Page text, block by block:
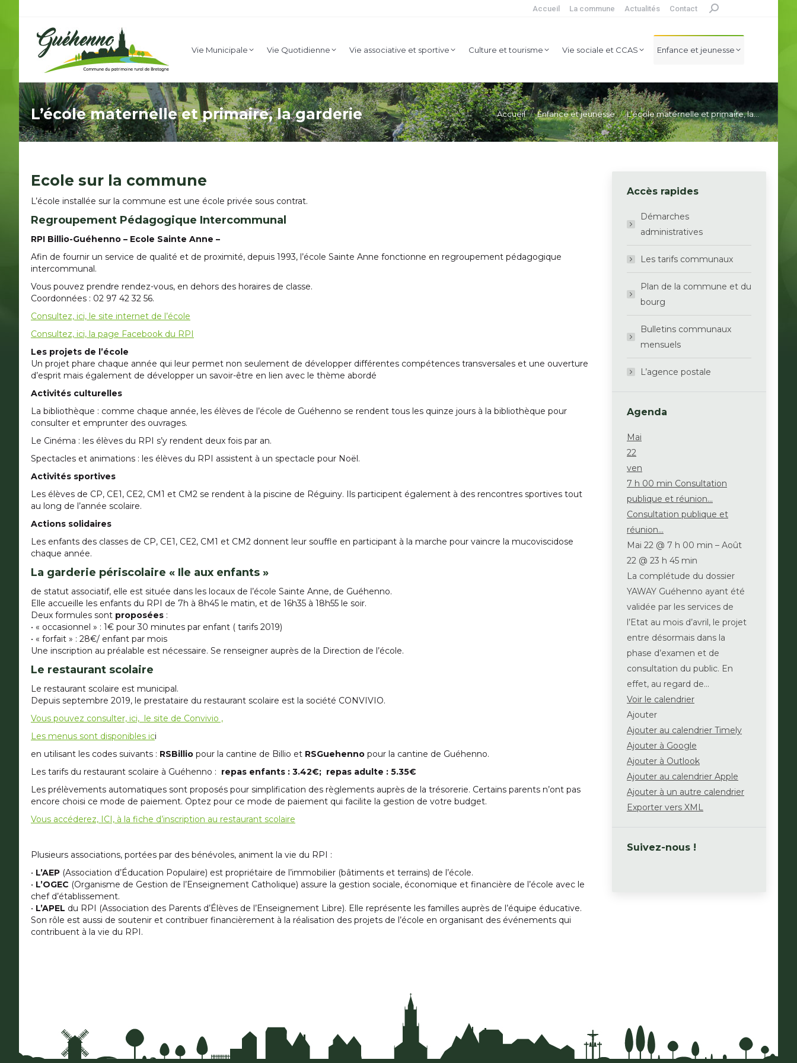
Accueil La commune Actualités Contact Search:
Vie Municipale Vie Quotidienne Vie associative et sportive Culture et tourisme Vie sociale et CCAS Enfance et jeunesse
L’école maternelle et primaire, la garderie Vous êtes ici :
Accueil Enfance et jeunesse L’école maternelle et primaire, la…
Ecole sur la commune
L’école installée sur la commune est une école privée sous contrat.
Regroupement Pédagogique Intercommunal
RPI Billio-Guéhenno – Ecole Sainte Anne –
Afin de fournir un service de qualité et de proximité, depuis 1993, l’école Sainte Anne fonctionne en regroupement pédagogique
intercommunal.
Vous pouvez prendre rendez-vous, en dehors des horaires de classe.
Coordonnées : 02 97 42 32 56.
Consultez, ici, le site internet de l’école
Consultez, ici, la page Facebook du RPI
Les projets de l’école
Un projet phare chaque année qui leur permet non seulement de développer différentes compétences transversales et une ouverture
d’esprit mais également de développer un savoir-être en lien avec le thème abordé
Activités culturelles
La bibliothèque : comme chaque année, les élèves de l’école de Guéhenno se rendent tous les quinze jours à la bibliothèque pour
consulter et emprunter des ouvrages.
Le Cinéma : les élèves du RPI s’y rendent deux fois par an.
Spectacles et animations : les élèves du RPI assistent à un spectacle pour Noël.
Activités sportives
Les élèves de CP, CE1, CE2, CM1 et CM2 se rendent à la piscine de Réguiny. Ils participent également à des rencontres sportives tout
au long de l’année scolaire.
Actions solidaires
Les enfants des classes de CP, CE1, CE2, CM1 et CM2 donnent leur souffle en participant à la marche pour vaincre la mucoviscidose
chaque année.
La garderie périscolaire « Ile aux enfants »
de statut associatif, elle est située dans les locaux de l’école Sainte Anne, de Guéhenno.
Elle accueille les enfants du RPI de 7h à 8h45 le matin, et de 16h35 à 18h55 le soir.
Deux formules sont proposées :
• « occasionnel » : 1€ pour 30 minutes par enfant ( tarifs 2019)
• « forfait » : 28€/ enfant par mois
Une inscription au préalable est nécessaire. Se renseigner auprès de la Direction de l’école.
Le restaurant scolaire
Le restaurant scolaire est municipal.
Depuis septembre 2019, le prestataire du restaurant scolaire est la société CONVIVIO.
Vous pouvez consulter, ici, le site de Convivio ,
Les menus sont disponibles ici
en utilisant les codes suivants : RSBillio pour la cantine de Billio et RSGuehenno pour la cantine de Guéhenno.
Les tarifs du restaurant scolaire à Guéhenno : repas enfants : 3.42€; repas adulte : 5.35€
Les prélèvements automatiques sont proposés pour simplification des règlements auprès de la trésorerie. Certains parents n’ont pas
encore choisi ce mode de paiement. Optez pour ce mode de paiement qui facilite la gestion de votre budget.
Vous accéderez, ICI, à la fiche d’inscription au restaurant scolaire
Plusieurs associations, portées par des bénévoles, animent la vie du RPI :
• L’AEP (Association d’Éducation Populaire) est propriétaire de l’immobilier (bâtiments et terrains) de l’école.
• L’OGEC (Organisme de Gestion de l’Enseignement Catholique) assure la gestion sociale, économique et financière de l’école avec le
chef d’établissement.
• L’APEL du RPI (Association des Parents d’Élèves de l’Enseignement Libre). Elle représente les familles auprès de l’équipe éducative.
Son rôle est aussi de soutenir et contribuer financièrement à la réalisation des projets de l’école en organisant des événements qui
contribuent à la vie du RPI.
Accès rapides
Démarches
administratives
Les tarifs communaux
Plan de la commune et du
bourg
Bulletins communaux
mensuels
L’agence postale
Agenda
Mai
22
ven
7 h 00 min Consultation
publique et réunion...
Consultation publique et
réunion...
Mai 22 @ 7 h 00 min – Août
22 @ 23 h 45 min
La complétude du dossier
YAWAY Guéhenno ayant été
validée par les services de
l’Etat au mois d’avril, le projet
entre désormais dans la
phase d’examen et de
consultation du public. En
effet, au regard de…
Voir le calendrier
Ajouter
Ajouter au calendrier Timely
Ajouter à Google
Ajouter à Outlook
Ajouter au calendrier Apple
Ajouter à un autre calendrier
Exporter vers XML
Suivez-nous !